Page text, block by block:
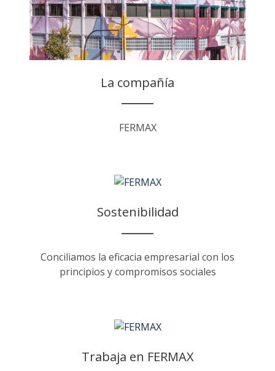
La compañía
FERMAX
Sostenibilidad
Conciliamos la eficacia empresarial con los
principios y compromisos sociales
Trabaja en FERMAX